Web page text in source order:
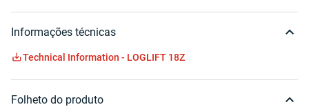
Informações técnicas
Technical Information - LOGLIFT 18Z
Folheto do produto